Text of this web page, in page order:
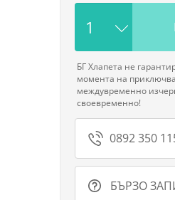
БГ Хлапета не
момента на
междувременно
своевременно!
0892 350
БЪРЗО